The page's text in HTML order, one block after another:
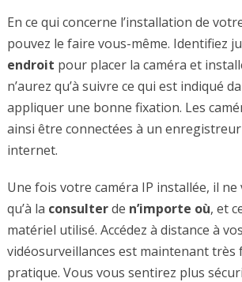
En ce qui concerne l’installation de
pouvez le faire vous-même. Identifiez
endroit pour placer la caméra et
n’aurez qu’à suivre ce qui est indiqué
appliquer une bonne fixation. Les
ainsi être connectées à un
internet.
Une fois votre caméra IP installée, il
qu’à la consulterde n’importe où, et
matériel utilisé. Accédez à distance à vos
vidéosurveillances est maintenant très
pratique. Vous vous sentirez plus